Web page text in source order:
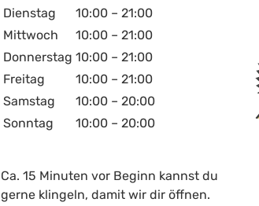
Dienstag
10:00 – 21:00
Mittwoch
10:00 – 21:00
Donnerstag 10:00 – 21:00
Freitag
10:00 – 21:00
Samstag
10:00 – 20:00
Sonntag
10:00 – 20:00
Ca. 15 Minuten vor Beginn kannst du
gerne klingeln, damit wir dir öffnen.